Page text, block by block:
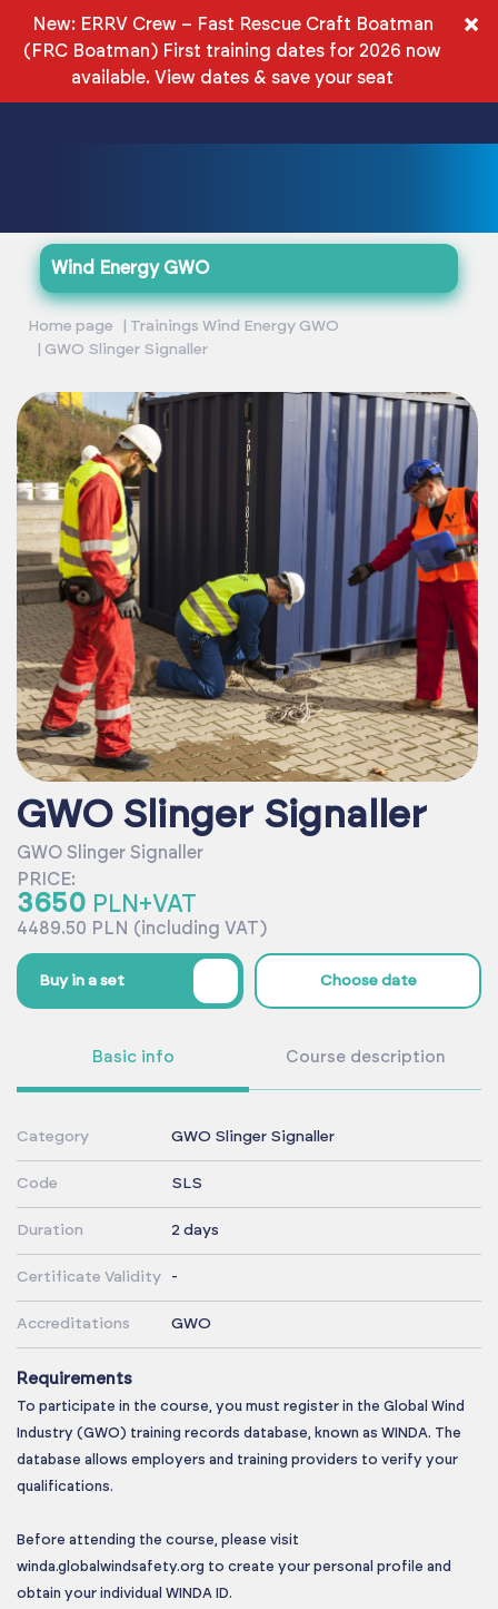
New: ERRV Crew – Fast Rescue Craft Boatman
(FRC Boatman) First training dates for 2026 now
available. View dates & save your seat
×
EN
PLN
Wind Energy GWO
Home page
Trainings Wind Energy GWO
GWO Slinger Signaller
GWO Slinger Signaller
GWO Slinger Signaller
PRICE:
3650 PLN+VAT
4489.50 PLN (including VAT)
Buy in a set Choose date
Basic info Course description
Category GWO Slinger Signaller
Code SLS
Duration 2 days
Certificate Validity -
Accreditations GWO
Requirements
To participate in the course, you must register in the Global Wind
Industry (GWO) training records database, known as WINDA. The
database allows employers and training providers to verify your
qualifications.
Before attending the course, please visit
winda.globalwindsafety.org to create your personal profile and
obtain your individual WINDA ID.